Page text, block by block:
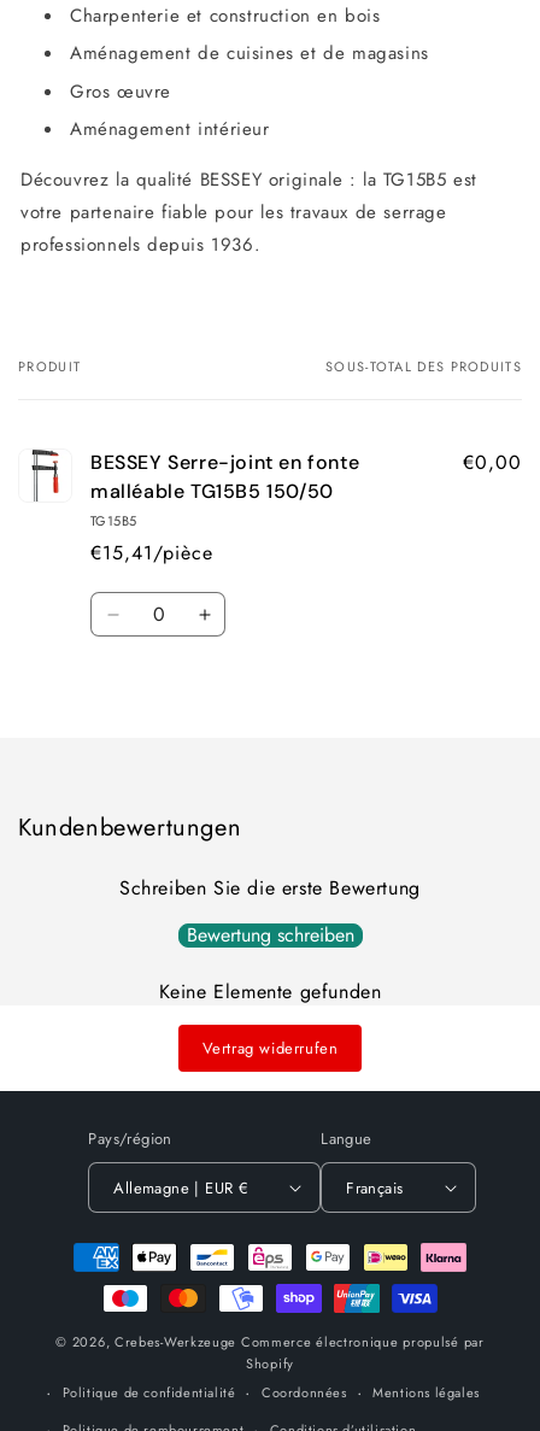
Charpenterie et construction en bois
Aménagement de cuisines et de magasins
Gros œuvre
Aménagement intérieur
Découvrez la qualité BESSEY originale : la TG15B5 est
votre partenaire fiable pour les travaux de serrage
professionnels depuis 1936.
Votre
PRODUIT SOUS-TOTAL DES PRODUITS
BESSEY Serre-joint en fonte
malléable TG15B5 150/50
TG15B5
€15,41/pièce
€0,00
Quantité
Réduire
Augmenter
Kundenbewertungen
Schreiben Sie die erste Bewertung
Bewertung schreiben
Keine Elemente gefunden
Vertrag widerrufen
Pays/région
Allemagne | EUR €
Langue
Français
Moyens
paiement
© 2026, Crebes-Werkzeuge Commerce électronique propulsé par
Shopify
Politique de confidentialité
Coordonnées
Mentions légales